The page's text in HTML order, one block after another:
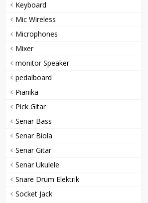
Keyboard
Mic Wireless
Microphones
Mixer
monitor Speaker
pedalboard
Pianika
Pick Gitar
Senar Bass
Senar Biola
Senar Gitar
Senar Ukulele
Snare Drum Elektrik
Socket Jack